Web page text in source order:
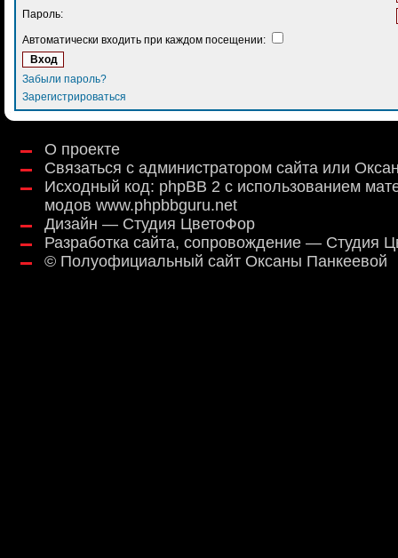
Пароль:
Автоматически входить при каждом посещении:
Забыли пароль?
Зарегистрироваться
О проекте
Связаться с администратором сайта или
Исходный код: phpBB 2 с использованием
модов www.phpbbguru.net
Дизайн — Студия ЦветоФор
Разработка сайта, сопровождение — Студия
© Полуофициальный сайт Оксаны Панкеевой